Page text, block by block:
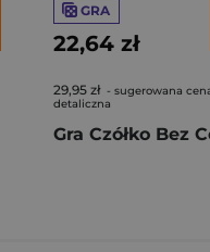
GRA
22,64 zł
29,95 zł - sugerowana
detaliczna